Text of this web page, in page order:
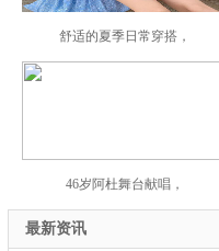
舒适的夏季日常穿搭，
46岁阿杜舞台献唱，
最新资讯